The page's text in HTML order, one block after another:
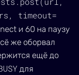
timeout=
и 60 на паузу
же оборвал
ещё до
для